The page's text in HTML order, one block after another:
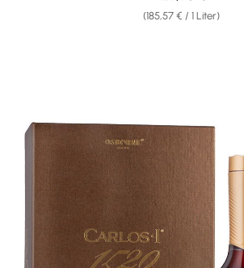
(185,57 € / 1 Liter)